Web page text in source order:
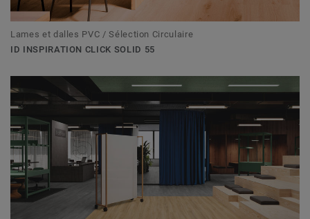
Lames et dalles PVC / Sélection Circulaire
ID INSPIRATION CLICK SOLID 55